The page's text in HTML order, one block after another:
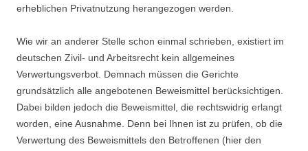
erheblichen Privatnutzung herangezogen werden.
Wie wir an anderer Stelle schon einmal schrieben, existiert im
deutschen Zivil- und Arbeitsrecht kein allgemeines
Verwertungsverbot. Demnach müssen die Gerichte
grundsätzlich alle angebotenen Beweismittel berücksichtigen.
Dabei bilden jedoch die Beweismittel, die rechtswidrig erlangt
worden, eine Ausnahme. Denn bei Ihnen ist zu prüfen, ob die
Verwertung des Beweismittels den Betroffenen (hier den